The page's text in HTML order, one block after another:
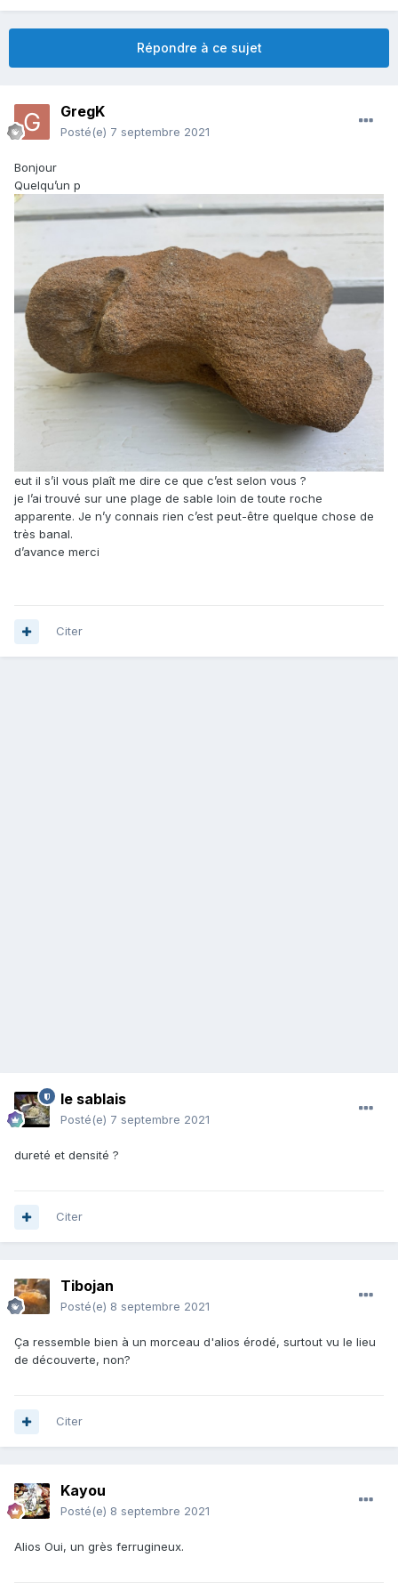
Répondre à ce sujet
GregK
Posté(e) 7 septembre 2021
Bonjour
Quelqu’un p
eut il s’il vous plaît me dire ce que c’est selon vous ?
je l’ai trouvé sur une plage de sable loin de toute roche
apparente. Je n’y connais rien c’est peut-être quelque chose de
très banal.
d’avance merci
Citer
le sablais
Posté(e) 7 septembre 2021
dureté et densité ?
Citer
Tibojan
Posté(e) 8 septembre 2021
Ça ressemble bien à un morceau d'alios érodé, surtout vu le lieu
de découverte, non?
Citer
Kayou
Posté(e) 8 septembre 2021
Alios Oui, un grès ferrugineux.